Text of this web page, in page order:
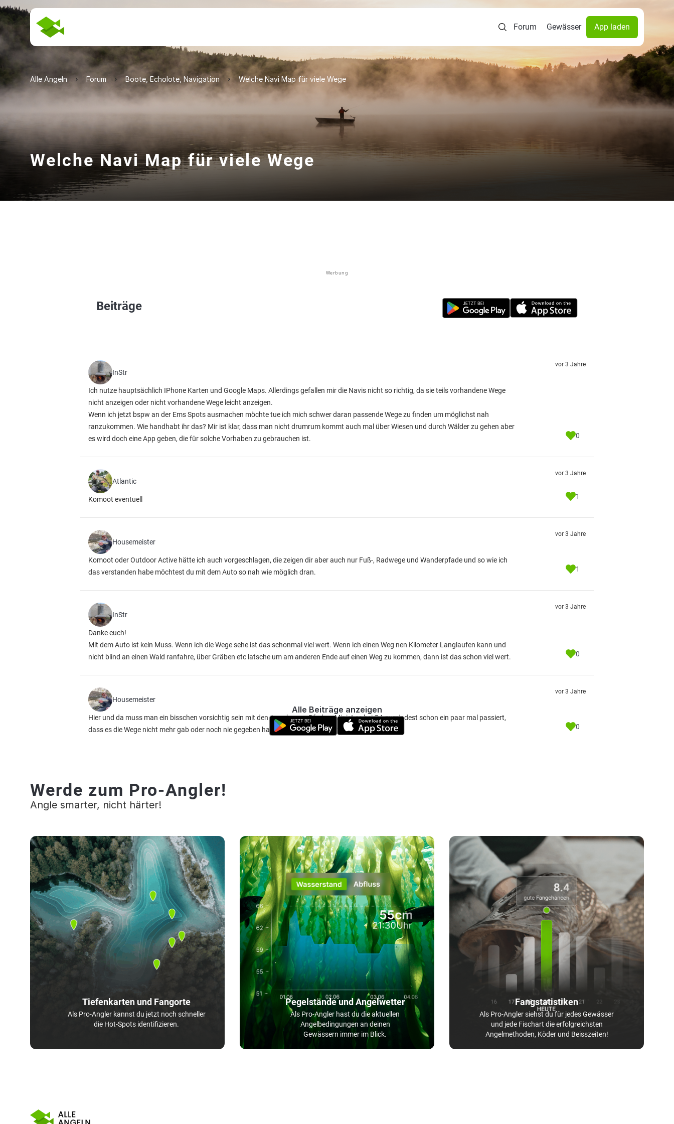
Forum Gewässer App laden
Alle Angeln Forum Boote, Echolote, Navigation Welche Navi Map für viele Wege
Welche Navi Map für viele Wege
Werbung
Beiträge
InStr
Ich nutze hauptsächlich IPhone Karten und Google Maps. Allerdings gefallen mir die Navis nicht so richtig, da sie teils vorhandene Wege
nicht anzeigen oder nicht vorhandene Wege leicht anzeigen.
Wenn ich jetzt bspw an der Ems Spots ausmachen möchte tue ich mich schwer daran passende Wege zu finden um möglichst nah
ranzukommen. Wie handhabt ihr das? Mir ist klar, dass man nicht drumrum kommt auch mal über Wiesen und durch Wälder zu gehen aber
es wird doch eine App geben, die für solche Vorhaben zu gebrauchen ist.
vor 3 Jahre
0
Atlantic
Komoot eventuell
vor 3 Jahre
1
Housemeister
Komoot oder Outdoor Active hätte ich auch vorgeschlagen, die zeigen dir aber auch nur Fuß-, Radwege und Wanderpfade und so wie ich
das verstanden habe möchtest du mit dem Auto so nah wie möglich dran.
vor 3 Jahre
1
InStr
Danke euch!
Mit dem Auto ist kein Muss. Wenn ich die Wege sehe ist das schonmal viel wert. Wenn ich einen Weg nen Kilometer Langlaufen kann und
nicht blind an einen Wald ranfahre, über Gräben etc latsche um am anderen Ende auf einen Weg zu kommen, dann ist das schon viel wert.
vor 3 Jahre
0
Housemeister
Hier und da muss man ein bisschen vorsichtig sein mit den Angaben zu Pfaden. Mir ist es bei OA zumindest schon ein paar mal passiert,
dass es die Wege nicht mehr gab oder noch nie gegeben hat. Ist aber die Ausnahme.
vor 3 Jahre
0
Alle Beiträge anzeigen
Werde zum Pro-Angler!
Angle smarter, nicht härter!
Tiefenkarten und Fangorte
Als Pro-Angler kannst du jetzt noch schneller
die Hot-Spots identifizieren.
Pegelstände und Angelwetter
Als Pro-Angler hast du die aktuellen
Angelbedingungen an deinen
Gewässern immer im Blick.
Fangstatistiken
Als Pro-Angler siehst du für jedes Gewässer
und jede Fischart die erfolgreichsten
Angelmethoden, Köder und Beisszeiten!